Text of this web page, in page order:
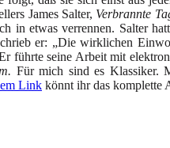
James Salter, Verbrannte
in etwas verrennen. Salter
er: „Die wirklichen
führte seine Arbeit mit
Für mich sind es Klassiker.
Link könnt ihr das komplette